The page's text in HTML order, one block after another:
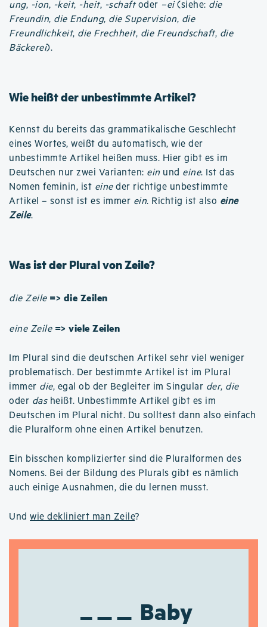
ung, -ion, -keit, -heit, -schaftoder –ei(siehe: die
Freundin, die Endung, die Supervision, die
Freundlichkeit, die Frechheit, die Freundschaft, die
Bäckerei).
Wie heißt der unbestimmte Artikel?
Kennst du bereits das grammatikalische Geschlecht
eines Wortes, weißt du automatisch, wie der
unbestimmte Artikel heißen muss. Hier gibt es im
Deutschen nur zwei Varianten: ein und eine. Ist das
Nomen feminin, ist eineder richtige unbestimmte
Artikel – sonst ist es immer ein. Richtig ist also eine
Zeile.
Was ist der Plural von Zeile?
die Zeile => die Zeilen
eine Zeile => viele Zeilen
Im Plural sind die deutschen Artikel sehr viel weniger
problematisch. Der bestimmte Artikel ist im Plural
immer die, egal ob der Begleiter im Singular der, die
oder dasheißt. Unbestimmte Artikel gibt es im
Deutschen im Plural nicht. Du solltest dann also einfach
die Pluralform ohne einen Artikel benutzen.
Ein bisschen komplizierter sind die Pluralformen des
Nomens. Bei der Bildung des Plurals gibt es nämlich
auch einige Ausnahmen, die du lernen musst.
Und wie dekliniert man Zeile?
Baby